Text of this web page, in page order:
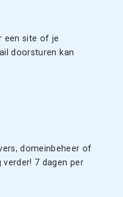
een site of je
doorsturen kan
domeinbeheer of
verder! 7 dagen per